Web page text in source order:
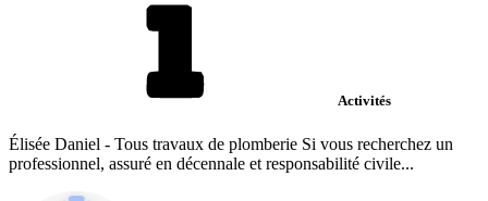
Activités
Élisée Daniel - Tous travaux de plomberie Si vous recherchez un
professionnel, assuré en décennale et responsabilité civile...